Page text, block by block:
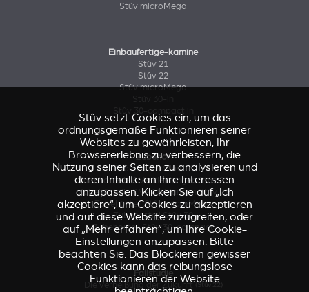
Stûv microMega
Einbaufertige-kamine
Stûv 21
Stûv 22
Stûv microMega
Zubehör
Zubehörteil Stûv 16
Zubehörteile & Verkleidungen Stûv 21
Zubehörteile & Verkleidungen Stûv 21
Zubehörteil Stûv microMega
Zubehörteil Stûv 30
Zubehörteil Stûv 30-compact
Fallstudie
Die Verheißung der Zukunft
Stûv setzt Cookies ein, um das
ordnungsgemäße Funktionieren seiner
Websites zu gewährleisten, Ihr
Browsererlebnis zu verbessern, die
Nutzung seiner Seiten zu analysieren und
deren Inhalte an Ihre Interessen
anzupassen. Klicken Sie auf „Ich
akzeptiere“, um Cookies zu akzeptieren
und auf diese Website zuzugreifen, oder
auf „Mehr erfahren“, um Ihre Cookie-
Einstellungen anzupassen. Bitte
beachten Sie: Das Blockieren gewisser
Cookies kann das reibungslose
Funktionieren der Website